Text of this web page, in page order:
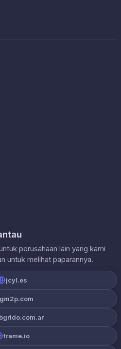
perusahaan lain yang kami
untuk melihat paparannya.
jcyl.es
gm2p.com
frame.io